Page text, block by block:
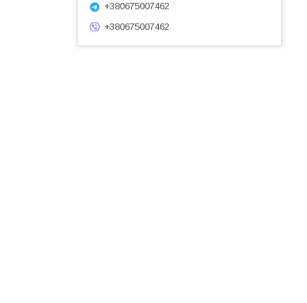
+380675007462
+380675007462